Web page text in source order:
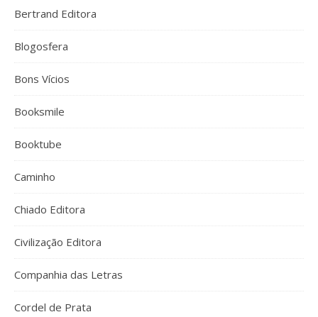
Bertrand Editora
Blogosfera
Bons Vícios
Booksmile
Booktube
Caminho
Chiado Editora
Civilização Editora
Companhia das Letras
Cordel de Prata